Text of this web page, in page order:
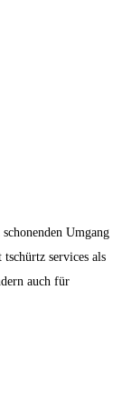
Umgang
services als
auch für